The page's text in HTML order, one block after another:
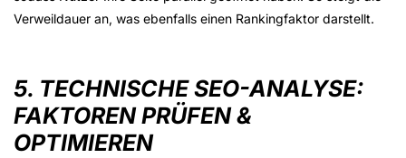
Verweildauer an, was ebenfalls einen Rankingfaktor darstellt.
5. TECHNISCHE SEO-ANALYSE:
FAKTOREN PRÜFEN &
OPTIMIEREN